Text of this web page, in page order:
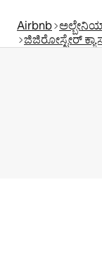
Airbnb
ಜಿಜಿರೋಸ್ಟೇರ್